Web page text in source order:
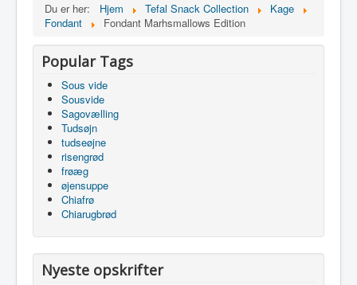
Du er her: Hjem Tefal Snack Collection
Kage
Fondant
Fondant Marhsmallows Edition
Popular Tags
Sous vide
Sousvide
Sagovælling
Tudsøjn
tudseøjne
risengrød
frøæg
øjensuppe
Chiafrø
Chiarugbrød
Nyeste opskrifter